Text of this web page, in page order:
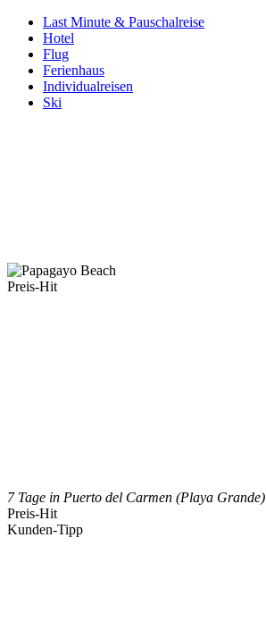
Last Minute & Pauschalreise
Hotel
Flug
Ferienhaus
Individualreisen
Ski
Preis-Hit
7 Tage in Puerto del Carmen (Playa Grande)
Preis-Hit
Kunden-Tipp